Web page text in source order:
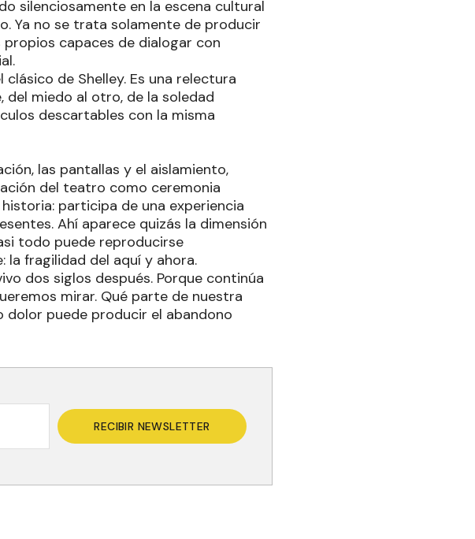
silenciosamente en la escena cultural
Ya no se trata solamente de producir
propios capaces de dialogar con
de Shelley. Es una relectura
miedo al otro, de la soledad
descartables con la misma
las pantallas y el aislamiento,
del teatro como ceremonia
participa de una experiencia
Ahí aparece quizás la dimensión
todo puede reproducirse
fragilidad del aquí y ahora.
dos siglos después. Porque continúa
mirar. Qué parte de nuestra
puede producir el abandono
RECIBIR NEWSLETTER